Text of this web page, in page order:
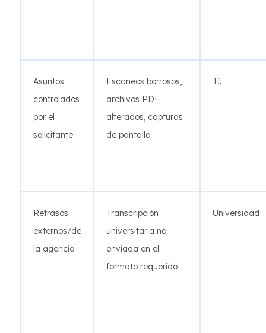
Asuntos
controlados
por el
solicitante
Escaneos borrosos,
archivos PDF
alterados, capturas
de pantalla
Tú
Retrasos
externos/de
la agencia
Transcripción
universitaria no
enviada en el
formato requerido
Universidad